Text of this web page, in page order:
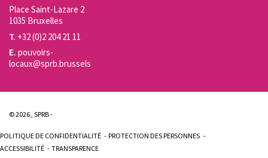
Place Saint-Lazare 2
1035 Bruxelles
T. +32 (0)2 204 21 11
E. pouvoirs-
locaux@sprb.brussels
© 2026 , SPRB -
POLITIQUE DE CONFIDENTIALITÉ
PROTECTION DES PERSONNES
ACCESSIBILITÉ
TRANSPARENCE